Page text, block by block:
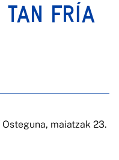
FRÍA
maiatzak 23.